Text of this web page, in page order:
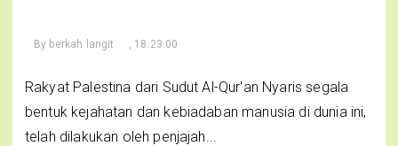
By berkah langit , 18.23.00
Rakyat Palestina dari Sudut Al-Qur'an Nyaris segala
bentuk kejahatan dan kebiadaban manusia di dunia ini,
telah dilakukan oleh penjajah...